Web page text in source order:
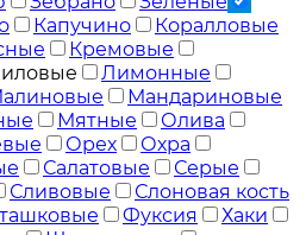
Капучино
Коралловые
Кремовые
Лимонные
Мандариновые
Мятные
Олива
Орех
Охра
Салатовые
Серые
Сливовые
Слоновая кость
Фуксия
Хаки